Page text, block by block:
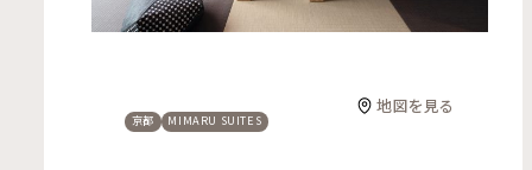
京都 MIMARU SUITES
地図を見る